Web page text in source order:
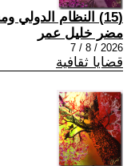
(15) النظام الدولي ومشكلة العراق المالية
مضر خليل عمر
2026 / 8 / 7
قضايا ثقافية